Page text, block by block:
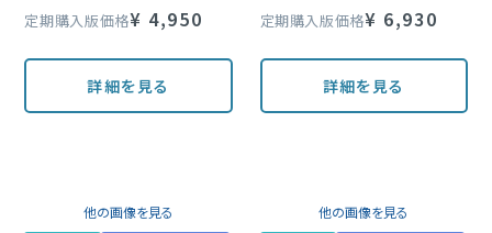
定期購入版価格¥ 4,950
詳細を見る
定期購入版価格¥ 6,930
詳細を見る
他の画像を見る
他の画像を見る